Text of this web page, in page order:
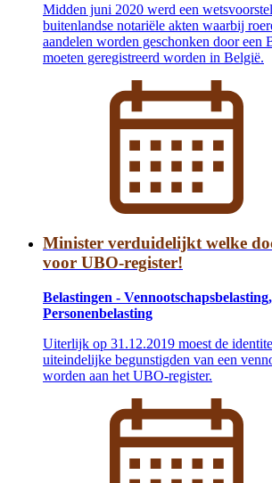
Midden juni 2020 werd een
buitenlandse notariële akten waarbij
aandelen worden geschonken door een
moeten geregistreerd worden in België.
Minister verduidelijkt welke
voor UBO-register!
Belastingen -
Personenbelasting
Uiterlijk op 31.12.2019 moest de
uiteindelijke begunstigden van een
worden aan het UBO-register.